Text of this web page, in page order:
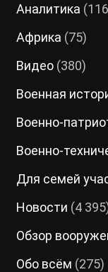
Аналитика
Африка (75)
Видео(380)
Военная
Военно-
Военно-
Для семей
Новости (4
Обзор
Обо всём (275)